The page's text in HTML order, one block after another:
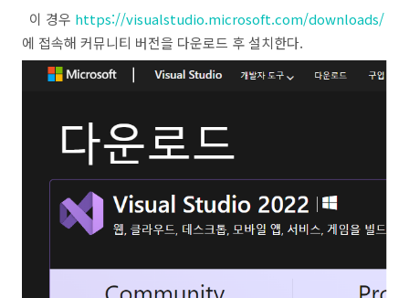
이 경우 https://visualstudio.microsoft.com/downloads/
에 접속해 커뮤니티 버전을 다운로드 후 설치한다.